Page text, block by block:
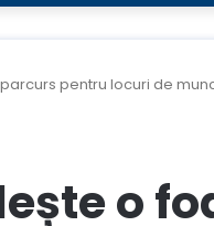
pentru locuri de
o